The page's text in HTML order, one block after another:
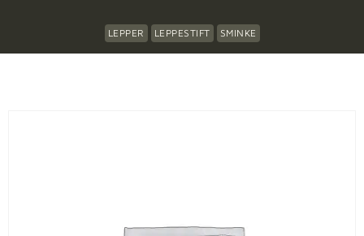
LEPPER LEPPESTIFT SMINKE